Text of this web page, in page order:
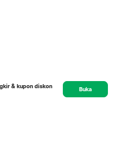
& kupon diskon
Buka